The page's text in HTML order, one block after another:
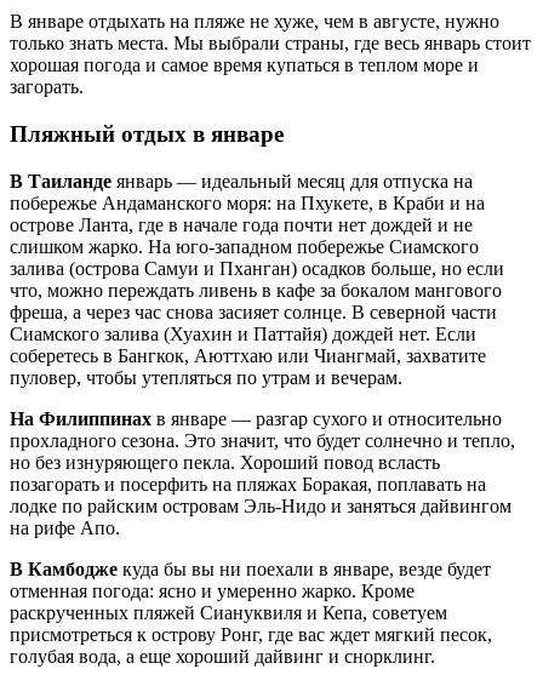
В январе отдыхать на пляже не хуже, чем в августе, нужно
только знать места. Мы выбрали страны, где весь январь стоит
хорошая погода и самое время купаться в теплом море и
загорать.
Пляжный отдых в январе
В Таиланде январь — идеальный месяц для отпуска на
побережье Андаманского моря: на Пхукете, в Краби и на
острове Ланта, где в начале года почти нет дождей и не
слишком жарко. На юго-западном побережье Сиамского
залива (острова Самуи и Пханган) осадков больше, но если
что, можно переждать ливень в кафе за бокалом мангового
фреша, а через час снова засияет солнце. В северной части
Сиамского залива (Хуахин и Паттайя) дождей нет. Если
соберетесь в Бангкок, Аюттхаю или Чиангмай, захватите
пуловер, чтобы утепляться по утрам и вечерам.
На Филиппинах в январе — разгар сухого и относительно
прохладного сезона. Это значит, что будет солнечно и тепло,
но без изнуряющего пекла. Хороший повод всласть
позагорать и посерфить на пляжах Боракая, поплавать на
лодке по райским островам Эль-Нидо и заняться дайвингом
на рифе Апо.
В Камбодже куда бы вы ни поехали в январе, везде будет
отменная погода: ясно и умеренно жарко. Кроме
раскрученных пляжей Сиануквиля и Кепа, советуем
присмотреться к острову Ронг, где вас ждет мягкий песок,
голубая вода, а еще хороший дайвинг и снорклинг.